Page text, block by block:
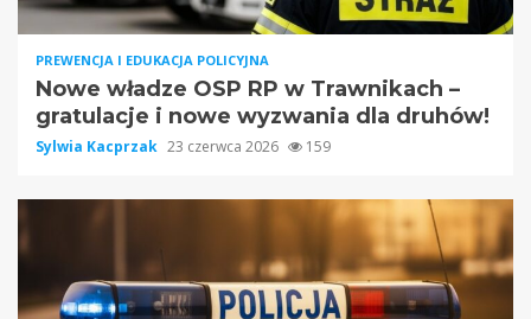
PREWENCJA I EDUKACJA POLICYJNA
Nowe władze OSP RP w Trawnikach –
gratulacje i nowe wyzwania dla druhów!
Sylwia Kacprzak 23 czerwca 2026 159